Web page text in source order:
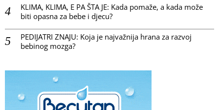
KLIMA, KLIMA, E PA ŠTA JE: Kada pomaže, a kada može
biti opasna za bebe i djecu?
PEDIJATRI ZNAJU: Koja je najvažnija hrana za razvoj
bebinog mozga?